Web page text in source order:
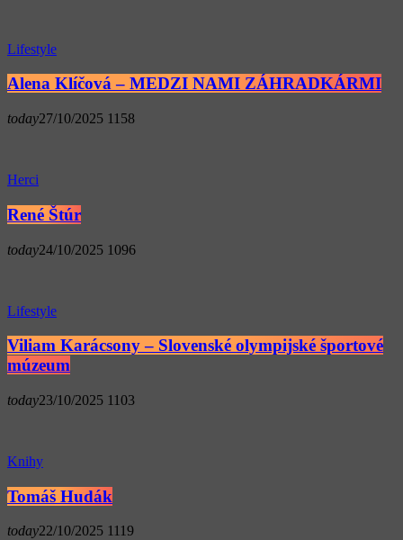
Lifestyle
Alena Klíčová – MEDZI NAMI ZÁHRADKÁRMI
today27/10/2025 1158
Herci
René Štúr
today24/10/2025 1096
Lifestyle
Viliam Karácsony – Slovenské olympijské športové
múzeum
today23/10/2025 1103
Knihy
Tomáš Hudák
today22/10/2025 1119